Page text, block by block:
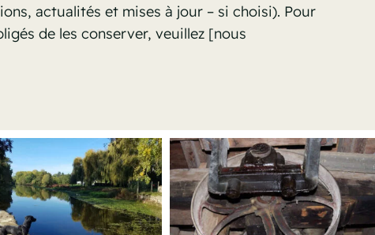
actualités et mises à jour – si choisi). Pour
de les conserver, veuillez [nous